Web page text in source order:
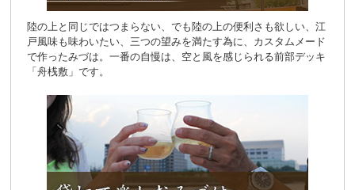
陸の上と同じではつまらない、でも陸の上の便利さも欲しい、江
戸風味も味わいたい、三つの望みを満たす為に、カスタムメード
で作ったみづは。一番の自慢は、空と風を感じられる前部デッキ
「舟桟敷」です。